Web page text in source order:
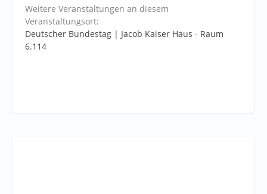
Weitere Veranstaltungen an diesem
Veranstaltungsort:
Deutscher Bundestag | Jacob Kaiser Haus - Raum
6.114